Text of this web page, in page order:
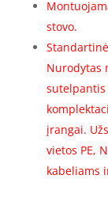
stovo.
Nurodytas
įrangai.
vietos PE,
kabeliams